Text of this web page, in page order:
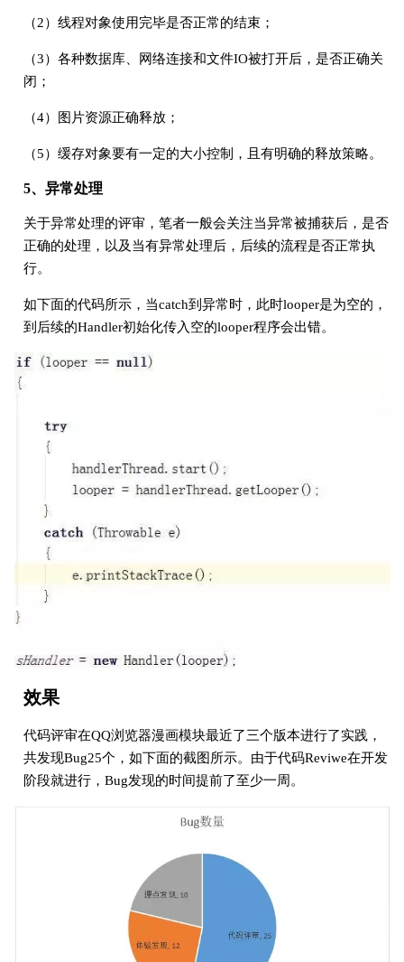
（2）线程对象使用完毕是否正常的结束；
（3）各种数据库、网络连接和文件IO被打开后，是否正确关
闭；
（4）图片资源正确释放；
（5）缓存对象要有一定的大小控制，且有明确的释放策略。
5、异常处理
关于异常处理的评审，笔者一般会关注当异常被捕获后，是否
正确的处理，以及当有异常处理后，后续的流程是否正常执
行。
如下面的代码所示，当catch到异常时，此时looper是为空的，
到后续的Handler初始化传入空的looper程序会出错。
效果
代码评审在QQ浏览器漫画模块最近了三个版本进行了实践，
共发现Bug25个，如下面的截图所示。由于代码Reviwe在开发
阶段就进行，Bug发现的时间提前了至少一周。